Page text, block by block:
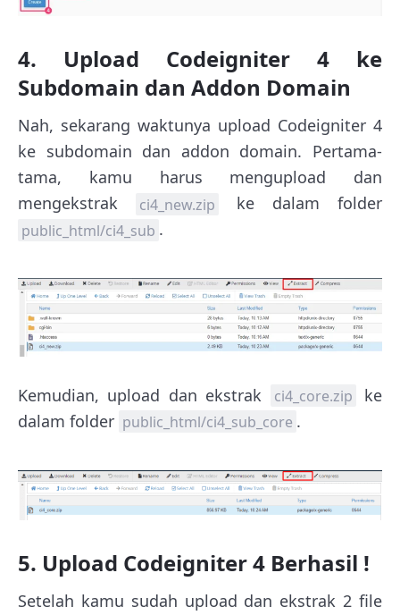
4. Upload Codeigniter 4 ke
Subdomain dan Addon Domain
Nah, sekarang waktunya upload Codeigniter 4
ke subdomain dan addon domain. Pertama-
tama, kamu harus mengupload dan
mengekstrak
ci4_new.zip ke dalam folder
public_html/ci4_sub .
Kemudian, upload dan ekstrak ci4_core.zip
ke
dalam folder public_html/ci4_sub_core .
5. Upload Codeigniter 4 Berhasil !
Setelah kamu sudah upload dan ekstrak 2 file